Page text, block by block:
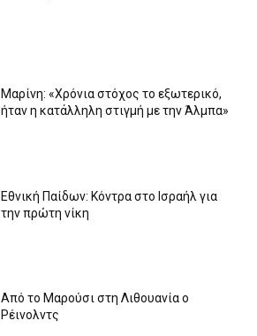
Μαρίνη: «Χρόνια στόχος το εξωτερικό,
ήταν η κατάλληλη στιγμή με την Άλμπα»
Εθνική Παίδων: Κόντρα στο Ισραήλ για
την πρώτη νίκη
Από το Μαρούσι στη Λιθουανία ο
Ρέινολντς